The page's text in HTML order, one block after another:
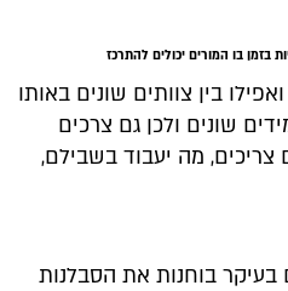
בזמן בו המורים יכולים להתרכז
בין צוותים שונים באותו
שונים ולכן גם צרכים
מה יעבוד בשבילם,
בוחנות את הסבלנות